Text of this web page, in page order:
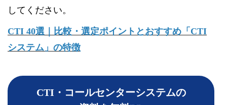
してください。
CTI 40選｜比較・選定ポイントとおすすめ「CTI
システム」の特徴
CTI・コールセンターシステムの